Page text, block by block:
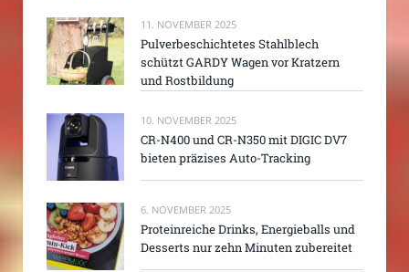
11. NOVEMBER 2025
Pulverbeschichtetes Stahlblech
schützt GARDY Wagen vor Kratzern
und Rostbildung
10. NOVEMBER 2025
CR-N400 und CR-N350 mit DIGIC DV7
bieten präzises Auto-Tracking
6. NOVEMBER 2025
Proteinreiche Drinks, Energieballs und
Desserts nur zehn Minuten zubereitet